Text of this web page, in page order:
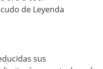
de Leyenda
sus